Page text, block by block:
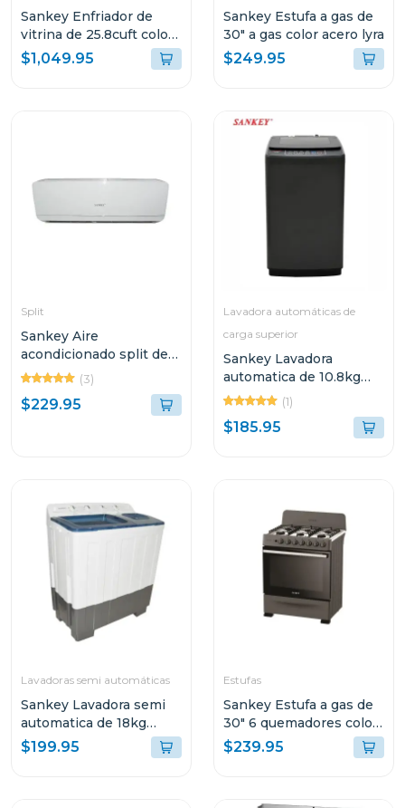
Sankey Enfriador de
vitrina de 25.8cuft color
negra rfd3563
$1,049.95
Sankey Estufa a gas de
30" a gas color acero lyra
$249.95
Split
Sankey Aire
acondicionado split de
12000btu inverter id5
(3)
$229.95
Lavadora automáticas de
carga superior
Sankey Lavadora
automatica de 10.8kg
wma1090(1)
$185.95
Lavadoras semi automáticas
Sankey Lavadora semi
automatica de 18kg
blanca wm1867
$199.95
Estufas
Sankey Estufa a gas de
30" 6 quemadores color
negra
$239.95